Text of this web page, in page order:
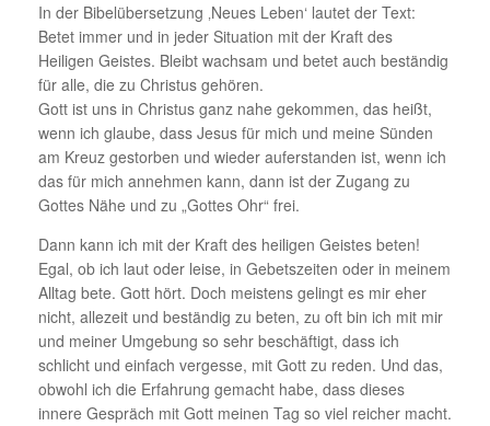
In der Bibelübersetzung ‚Neues Leben‘ lautet der Text:
Betet immer und in jeder Situation mit der Kraft des
Heiligen Geistes. Bleibt wachsam und betet auch beständig
für alle, die zu Christus gehören.
Gott ist uns in Christus ganz nahe gekommen, das heißt,
wenn ich glaube, dass Jesus für mich und meine Sünden
am Kreuz gestorben und wieder auferstanden ist, wenn ich
das für mich annehmen kann, dann ist der Zugang zu
Gottes Nähe und zu „Gottes Ohr“ frei.
Dann kann ich mit der Kraft des heiligen Geistes beten!
Egal, ob ich laut oder leise, in Gebetszeiten oder in meinem
Alltag bete. Gott hört. Doch meistens gelingt es mir eher
nicht, allezeit und beständig zu beten, zu oft bin ich mit mir
und meiner Umgebung so sehr beschäftigt, dass ich
schlicht und einfach vergesse, mit Gott zu reden. Und das,
obwohl ich die Erfahrung gemacht habe, dass dieses
innere Gespräch mit Gott meinen Tag so viel reicher macht.